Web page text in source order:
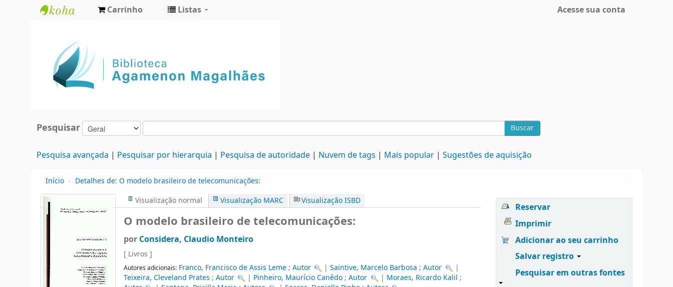
Agamenon
Magalhães
Carrinho Listas Acesse sua conta
Pesquisar Buscar
Pesquisa avançada Pesquisar por hierarquia Pesquisa de autoridade Nuvem de tags Mais popular Sugestões de aquisição
Início › Detalhes de: O modelo brasileiro de telecomunicações:
Visualização normal
Visualização MARC Visualização ISBD
O modelo brasileiro de telecomunicações:
por Considera, Claudio Monteiro
[ Livros ]
Autores adicionais: Franco, Francisco de Assis Leme; Autor |Saintive, Marcelo Barbosa ;Autor
|
Teixeira, Cleveland Prates ; Autor | Pinheiro, Maurício Canêdo;Autor | Moraes, Ricardo Kalil ;
Reservar
Imprimir
Adicionar ao seu carrinho
Salvar registro
Pesquisar em outras fontes